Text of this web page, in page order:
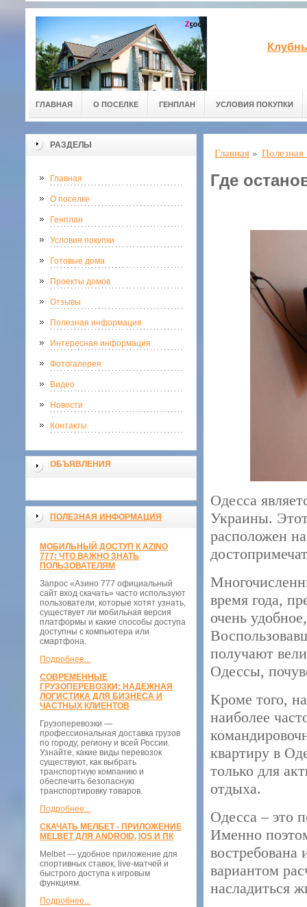
ГЛАВНАЯ О ПОСЕЛКЕ ГЕНПЛАН УСЛОВИЯ ПОКУПКИ
РАЗДЕЛЫ
Главная
О поселке
Генплан
Условия покупки
Готовые дома
Проекты домов
Отзывы
Полезная информация
Интересная информация
Фотогалерея
Видео
Новости
Контакты
ОБЪЯВЛЕНИЯ
ПОЛЕЗНАЯ ИНФОРМАЦИЯ
МОБИЛЬНЫЙ ДОСТУП К AZINO
777: ЧТО ВАЖНО ЗНАТЬ
ПОЛЬЗОВАТЕЛЯМ
Запрос «Азино 777 официальный
сайт вход скачать» часто используют
пользователи, которые хотят узнать,
существует ли мобильная версия
платформы и какие способы доступа
доступны с компьютера или
смартфона.
Подробнее...
СОВРЕМЕННЫЕ
ГРУЗОПЕРЕВОЗКИ: НАДЕЖНАЯ
ЛОГИСТИКА ДЛЯ БИЗНЕСА И
ЧАСТНЫХ КЛИЕНТОВ
Грузоперевозки —
профессиональная доставка грузов
по городу, региону и всей России.
Узнайте, какие виды перевозок
существуют, как выбрать
транспортную компанию и
обеспечить безопасную
транспортировку товаров.
Подробнее...
СКАЧАТЬ МЕЛБЕТ - ПРИЛОЖЕНИЕ
MELBET ДЛЯ ANDROID, IOS И ПК
Melbet — удобное приложение для
спортивных ставок, live-матчей и
быстрого доступа к игровым
функциям.
Подробнее...
Главная »
Где
Одесса
Украины.
расположен
время года,
очень
получают
Одессы,
Кроме того,
наиболее
квартиру в
только для
отдыха.
Одесса – это
Именно
востребована
вариантом
насладиться